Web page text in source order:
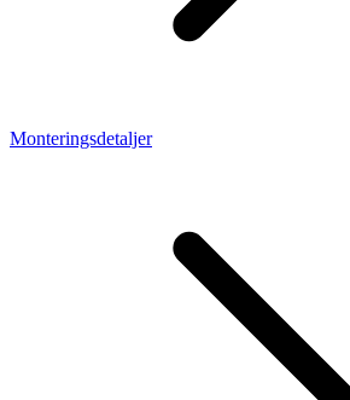
Monteringsdetaljer